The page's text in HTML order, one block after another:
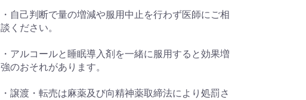
・自己判断で量の増減や服用中止を行わず医師にご相
談ください。
・アルコールと睡眠導入剤を一緒に服用すると効果増
強のおそれがあります。
・譲渡・転売は麻薬及び向精神薬取締法により処罰さ